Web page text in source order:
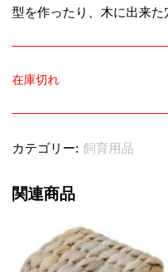
型を作ったり、木に出来た
在庫切れ
カテゴリー: 飼育用品
関連商品